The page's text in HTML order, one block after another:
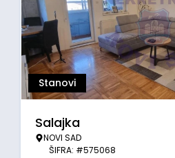
Stanovi
Salajka
NOVI SAD
ŠIFRA: #575068